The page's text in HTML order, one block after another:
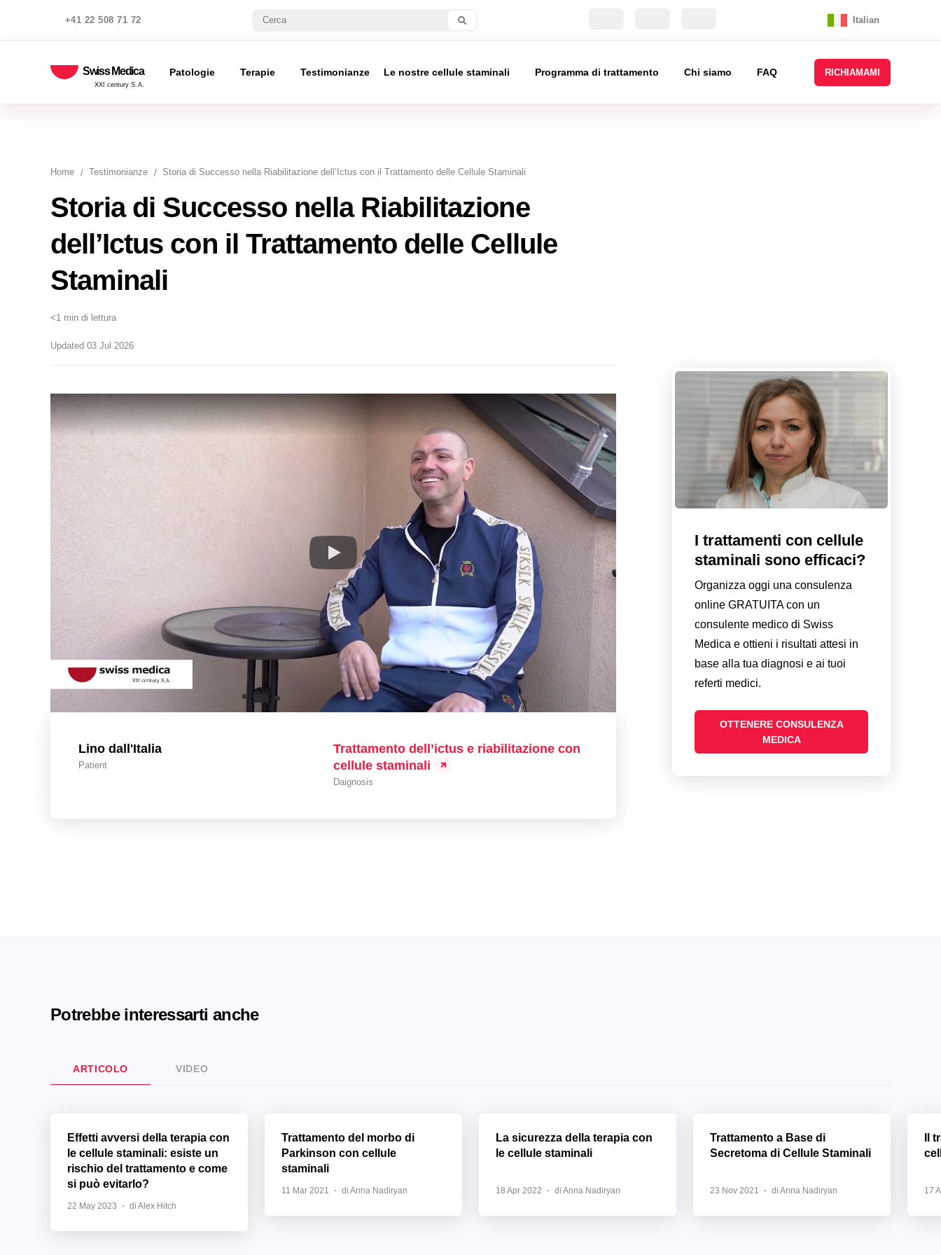
+41 22 508 71 72 Italian
Swiss Medica
XXI century S.A.
Patologie Terapie Testimonianze Le nostre cellule staminali Programma di trattamento Chi siamo FAQ RICHIAMAMI
Home Testimonianze Storia di Successo nella Riabilitazione dell’Ictus con il Trattamento delle Cellule Staminali
Storia di Successo nella Riabilitazione
dell’Ictus con il Trattamento delle Cellule
Staminali
<1 min di lettura
Updated 03 Jul 2026
Lino dall'Italia
Patient
Trattamento dell’ictus e riabilitazione con
cellule staminali
Daignosis
I trattamenti con cellule
staminali sono efficaci?
Organizza oggi una consulenza
online GRATUITA con un
consulente medico di Swiss
Medica e ottieni i risultati attesi in
base alla tua diagnosi e ai tuoi
referti medici.
OTTENERE CONSULENZA
MEDICA
Potrebbe interessarti anche
ARTICOLO VIDEO
Effetti avversi della terapia con
le cellule staminali: esiste un
rischio del trattamento e come
si può evitarlo?
22 May 2023 di Alex Hitch
Trattamento del morbo di
Parkinson con cellule
staminali
11 Mar 2021 di Anna Nadiryan
La sicurezza della terapia con
le cellule staminali
18 Apr 2022 di Anna Nadiryan
Trattamento a Base di
Secretoma di Cellule Staminali
23 Nov 2021 di Anna Nadiryan
Il
17